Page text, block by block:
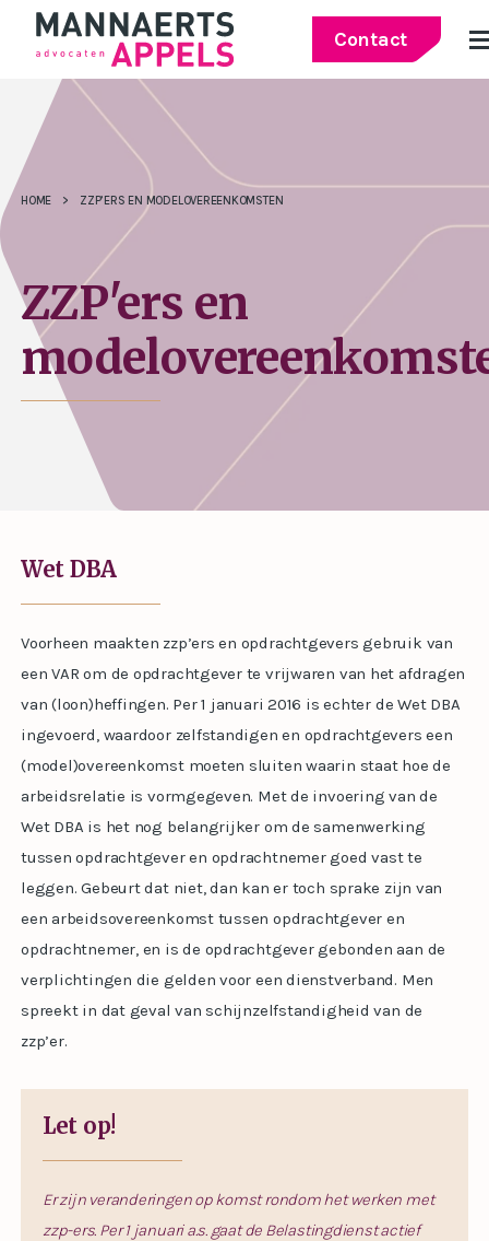
Contact
HOME > ZZP’ERS EN MODELOVEREENKOMSTEN
ZZP'ers en
Wet DBA
Voorheen maakten zzp’ers en opdrachtgevers gebruik van
een VAR om de opdrachtgever te vrijwaren van het afdragen
van (loon)heffingen. Per 1 januari 2016 is echter de Wet DBA
ingevoerd, waardoor zelfstandigen en opdrachtgevers een
(model)overeenkomst moeten sluiten waarin staat hoe de
arbeidsrelatie is vormgegeven. Met de invoering van de
Wet DBA is het nog belangrijker om de samenwerking
tussen opdrachtgever en opdrachtnemer goed vast te
leggen. Gebeurt dat niet, dan kan er toch sprake zijn van
een arbeidsovereenkomst tussen opdrachtgever en
opdrachtnemer, en is de opdrachtgever gebonden aan de
verplichtingen die gelden voor een dienstverband. Men
spreekt in dat geval van schijnzelfstandigheid van de
zzp’er.
Let op!
Er zijn veranderingen op komst rondom het werken met
zzp-ers. Per 1 januari a.s. gaat de Belastingdienst actief